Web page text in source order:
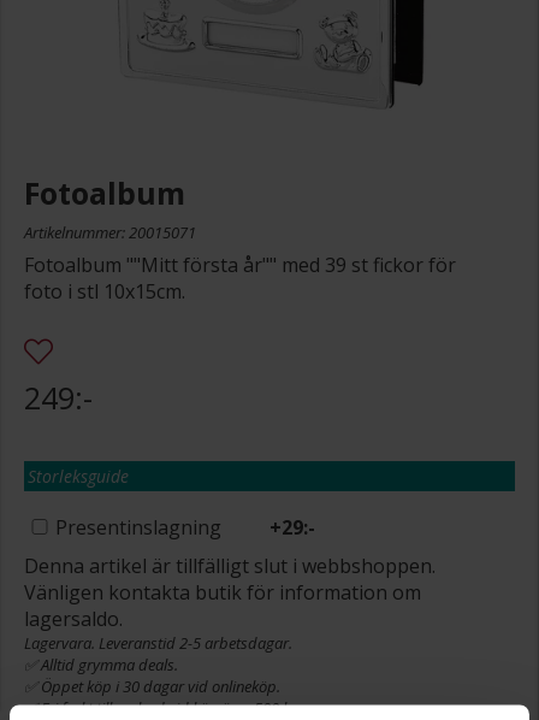
Fotoalbum
Artikelnummer: 20015071
Fotoalbum ""Mitt första år"" med 39 st fickor för
foto i stl 10x15cm.
249:-
Storleksguide
Presentinslagning +29:-
Denna artikel är tillfälligt slut i webbshoppen.
Vänligen kontakta butik för information om
lagersaldo.
Lagervara. Leveranstid 2-5 arbetsdagar.
✅ Alltid grymma deals.
✅ Öppet köp i 30 dagar vid onlineköp.
✅ Fri frakt till ombud vid köp över 500 kr.